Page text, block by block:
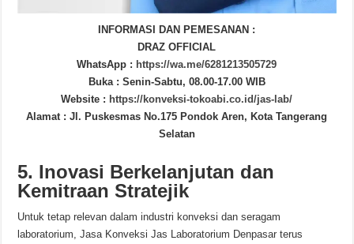
INFORMASI DAN PEMESANAN :
DRAZ OFFICIAL
WhatsApp : https://wa.me/6281213505729
Buka : Senin-Sabtu, 08.00-17.00 WIB
Website : https://konveksi-tokoabi.co.id/jas-lab/
Alamat : Jl. Puskesmas No.175 Pondok Aren, Kota Tangerang
Selatan
5. Inovasi Berkelanjutan dan
Kemitraan Stratejik
Untuk tetap relevan dalam industri konveksi dan seragam
laboratorium, Jasa Konveksi Jas Laboratorium Denpasar terus